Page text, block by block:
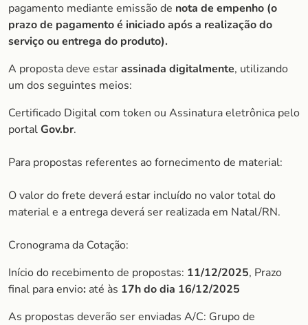
pagamento mediante emissão de nota de empenho (o
prazo de pagamento é iniciado após a realização do
serviço ou entrega do produto).
A proposta deve estarassinada digitalmente, utilizando
um dos seguintes meios:
Certificado Digital com token ou Assinatura eletrônica pelo
portalGov.br.
Para propostas referentes ao fornecimento de material:
O valor do frete deverá estar incluído no valor total do
material e a entrega deverá ser realizada em Natal/RN.
Cronograma da Cotação:
Início do recebimento de propostas: 11/12/2025, Prazo
final para envio: até às 17h do dia 16/12/2025
As propostas deverão ser enviadas A/C: Grupo de